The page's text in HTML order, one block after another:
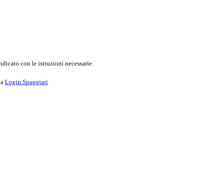
con le istruzioni necessarie.
Login Spaggiari